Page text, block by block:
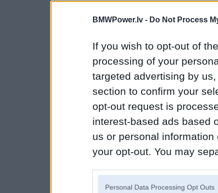
BMWPower.lv - Do Not Process
If you wish to opt-out of
processing of your
targeted advertising by
section to confirm your
opt-out request is
interest-based ads based
us or personal
your opt-out. You may
Personal Data Processing Opt Outs